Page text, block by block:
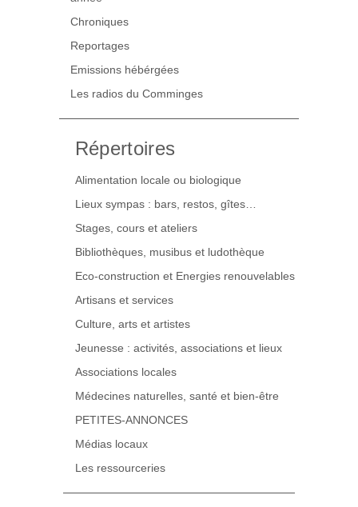
Chroniques
Reportages
Emissions hébérgées
Les radios du Comminges
Répertoires
Alimentation locale ou biologique
Lieux sympas : bars, restos, gîtes…
Stages, cours et ateliers
Bibliothèques, musibus et ludothèque
Eco-construction et Energies renouvelables
Artisans et services
Culture, arts et artistes
Jeunesse : activités, associations et lieux
Associations locales
Médecines naturelles, santé et bien-être
PETITES-ANNONCES
Médias locaux
Les ressourceries